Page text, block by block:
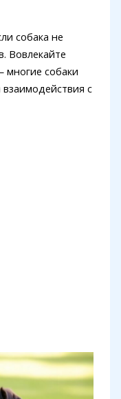
собака не
Вовлекайте
многие собаки
с